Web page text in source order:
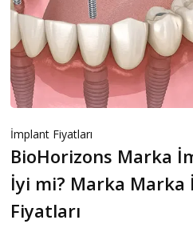
İmplant Fiyatları
BioHorizons Marka
İyi mi? Marka
Fiyatları